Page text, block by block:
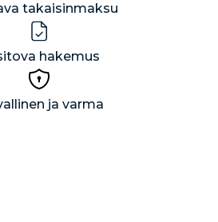
takaisinmaksu
hakemus
ja varma